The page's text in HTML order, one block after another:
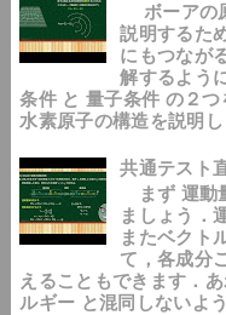
ボーアの
説明するた
にもつなが
解するよう
条件 と 量子条件 の２
水素原子の構造を説明
共通テスト
まず 運動
ましょう．
またベクト
て，各成分
えることもできます．
ルギー と混同しないよ